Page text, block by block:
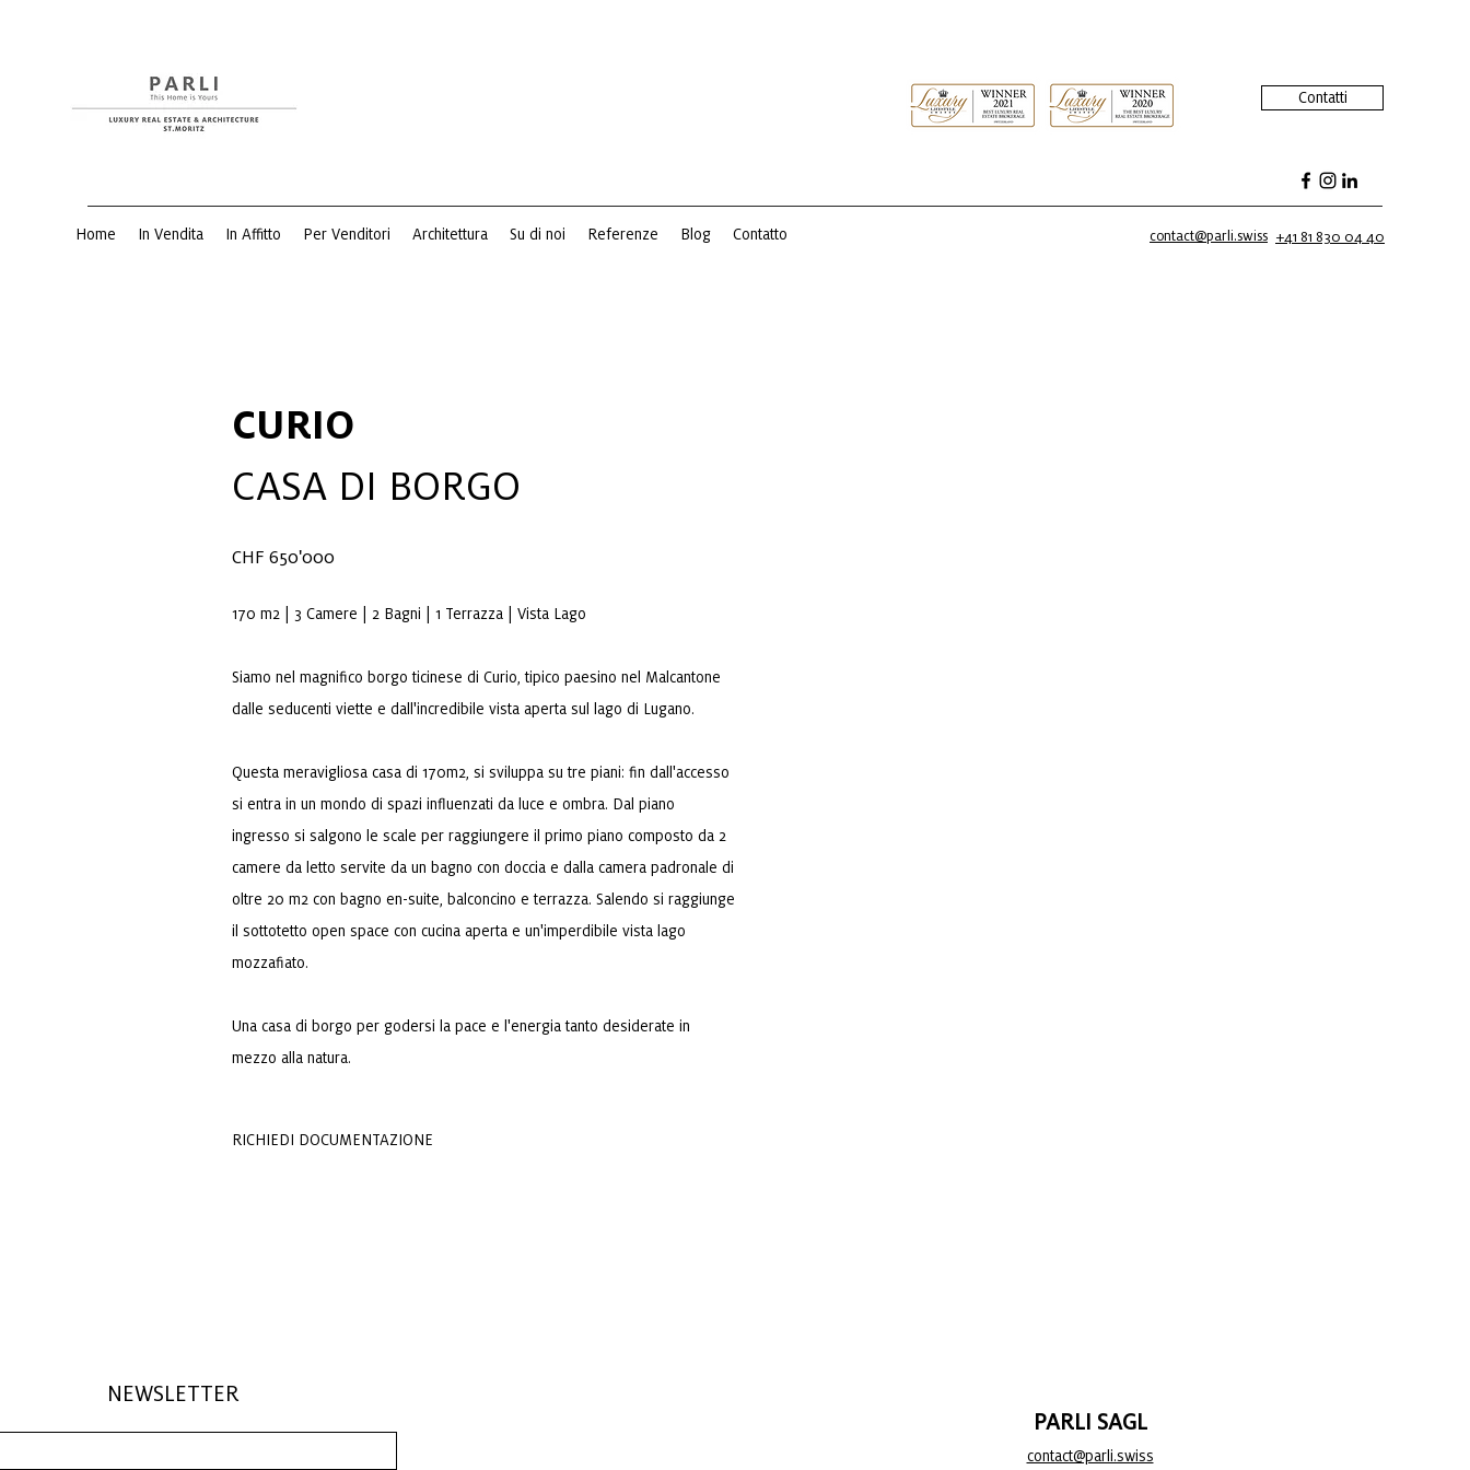
Contatti
Home In Vendita In Affitto Per Venditori Architettura Su di noi Referenze Blog Contatto contact@parli.swiss +41 81 830 04 40
CURIO
CASA DI BORGO
CHF 650'000
170 m2 | 3 Camere | 2 Bagni | 1 Terrazza | Vista Lago
Siamo nel magnifico borgo ticinese di Curio, tipico paesino nel Malcantone
dalle seducenti viette e dall'incredibile vista aperta sul lago di Lugano.
Questa meravigliosa casa di 170m2, si sviluppa su tre piani: fin dall'accesso
si entra in un mondo di spazi influenzati da luce e ombra. Dal piano
ingresso si salgono le scale per raggiungere il primo piano composto da 2
camere da letto servite da un bagno con doccia e dalla camera padronale di
oltre 20 m2 con bagno en-suite, balconcino e terrazza. Salendo si raggiunge
il sottotetto open space con cucina aperta e un'imperdibile vista lago
mozzafiato.
Una casa di borgo per godersi la pace e l'energia tanto desiderate in
mezzo alla natura.
RICHIEDI DOCUMENTAZIONE
NEWSLETTER
PARLI SAGL
contact@parli.swiss